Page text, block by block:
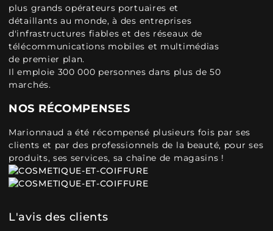
plus grands opérateurs portuaires et
détaillants au monde, à des entreprises
d'infrastructures fiables et des réseaux de
télécommunications mobiles et multimédias
de premier plan.
Il emploie 300 000 personnes dans plus de 50
marchés.
NOS RÉCOMPENSES
Marionnaud a été récompensé plusieurs fois par ses
clients et par des professionnels de la beauté, pour ses
produits, ses services, sa chaîne de magasins !
L'avis des clients